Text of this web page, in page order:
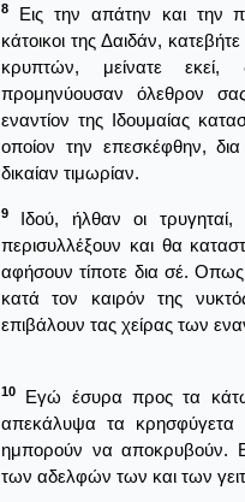
8
Εις την απάτην και την
κάτοικοι της Δαιδάν,
κρυπτών, μείνατε εκεί,
προμηνύουσαν όλεθρον
εναντίον της Ιδουμαίας
οποίον την επεσκέφθην,
δικαίαν τιμωρίαν.
9
Ιδού, ήλθαν οι
περισυλλέξουν και θα
αφήσουν τίποτε δια σέ. Οπως
κατά τον καιρόν της
επιβάλουν τας χείρας των
10
Εγώ έσυρα προς τα
απεκάλυψα τα
ημπορούν να αποκρυβούν.
των αδελφών των και των